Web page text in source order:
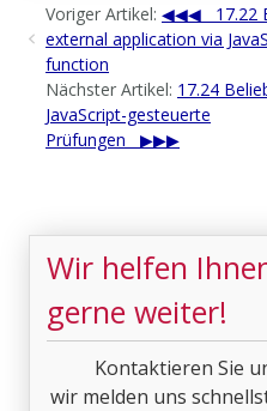
Voriger Artikel:
17.22
external application via
function
Nächster Artikel: 17.24
JavaScript-gesteuerte
Prüfungen
Wir helfen
gerne weiter!
Kontaktieren Sie
wir melden uns